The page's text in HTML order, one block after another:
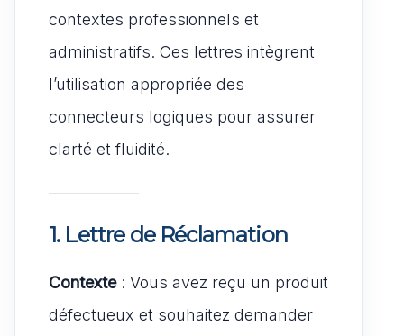
contextes professionnels et
administratifs. Ces lettres intègrent
l’utilisation appropriée des
connecteurs logiques pour assurer
clarté et fluidité.
1. Lettre de Réclamation
Contexte: Vous avez reçu un produit
défectueux et souhaitez demander